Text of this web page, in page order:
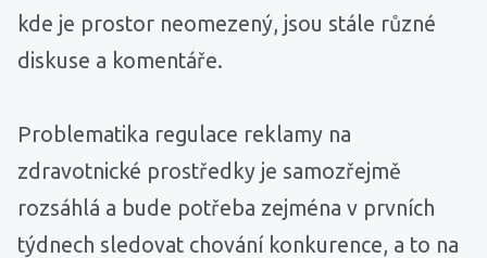
kde je prostor neomezený, jsou stále různé
diskuse a komentáře.
Problematika regulace reklamy na
zdravotnické prostředky je samozřejmě
rozsáhlá a bude potřeba zejména v prvních
týdnech sledovat chování konkurence, a to na